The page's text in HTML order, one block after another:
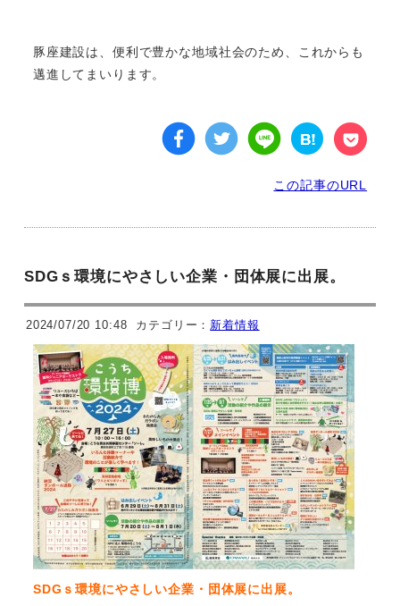
豚座建設は、便利で豊かな地域社会のため、これからも
邁進してまいります。
この記事のURL
SDGｓ環境にやさしい企業・団体展に出展。
2024/07/20 10:48 カテゴリー： 新着情報
SDGｓ環境にやさしい企業・団体展に出展。